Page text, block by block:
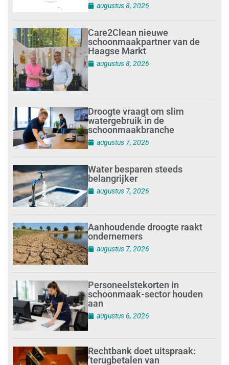
augustus 8, 2026
Care2Clean nieuwe
schoonmaakpartner van de
Haagse Markt
augustus 8, 2026
Droogte vraagt om slim
watergebruik in de
schoonmaakbranche
augustus 7, 2026
Water besparen steeds
belangrijker
augustus 7, 2026
Aanhoudende droogte raakt
ondernemers
augustus 7, 2026
Personeelstekorten in
schoonmaak-sector houden
aan
augustus 6, 2026
Rechtbank doet uitspraak:
’terugbetalen van